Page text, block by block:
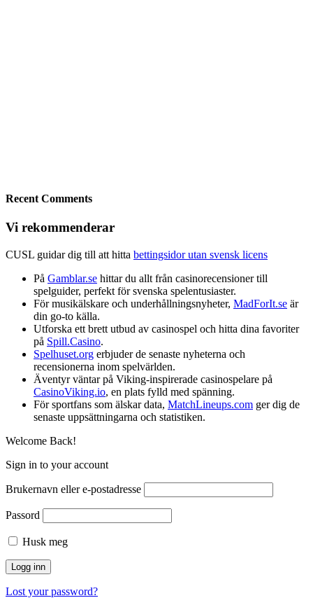
Recent Comments
Vi rekommenderar
CUSL guidar dig till att hitta bettingsidor utan svensk licens
På Gamblar.se hittar du allt från casinorecensioner till
spelguider, perfekt för svenska spelentusiaster.
För musikälskare och underhållningsnyheter, MadForIt.se är
din go-to källa.
Utforska ett brett utbud av casinospel och hitta dina favoriter
på Spill.Casino.
Spelhuset.org erbjuder de senaste nyheterna och
recensionerna inom spelvärlden.
Äventyr väntar på Viking-inspirerade casinospelare på
CasinoViking.io, en plats fylld med spänning.
För sportfans som älskar data, MatchLineups.com ger dig de
senaste uppsättningarna och statistiken.
Welcome Back!
Sign in to your account
Brukernavn eller e-postadresse
Passord
Husk meg
Lost your password?